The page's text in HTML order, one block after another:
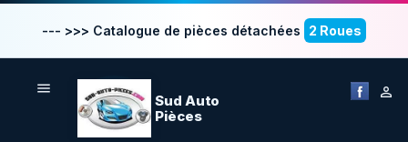
--- >>> Catalogue de pièces détachées 2 Roues
 
Sud Auto
Pièces